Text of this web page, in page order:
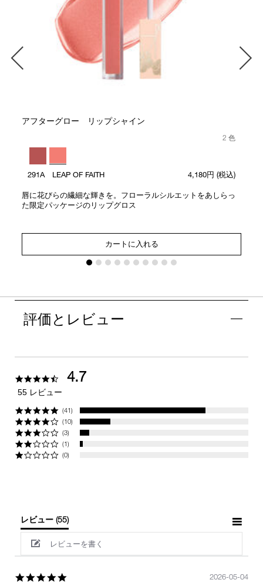
アフターグロー リップシャイン
2 色
291A LEAP OF FAITH 4,180円 (税込)
唇に花びらの繊細な輝きを。フローラルシルエットをあしらっ
た限定パッケージのリップグロス
カートに入れる
評価とレビュー
4.7
star
4.7
55 レビュー
(41)
(10)
(3)
(1)
(0)
レビュー (55)
レビューを書く
2026-05-04